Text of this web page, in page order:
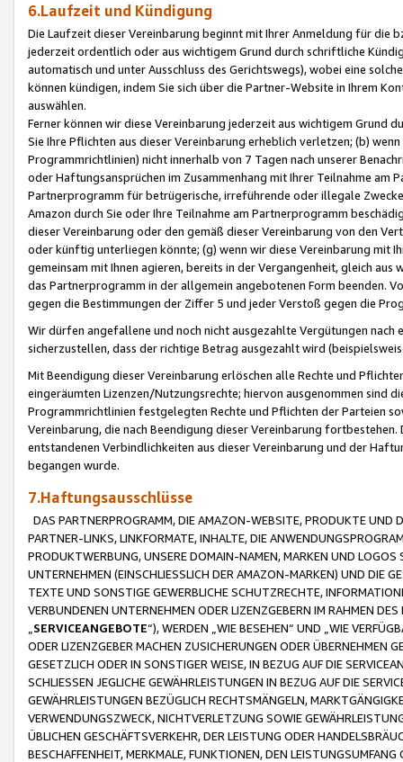
6.Laufzeit und Kündigung
Die Laufzeit dieser Vereinbarung beginnt mit Ihrer Anmeldung für die
jederzeit ordentlich oder aus wichtigem Grund durch schriftliche
automatisch und unter Ausschluss des Gerichtswegs), wobei eine
können kündigen, indem Sie sich über die Partner-Website in Ihrem
auswählen.
Ferner können wir diese Vereinbarung jederzeit aus wichtigem Grund
Sie Ihre Pflichten aus dieser Vereinbarung erheblich verletzen; (b)
Programmrichtlinien) nicht innerhalb von 7 Tagen nach unserer
oder Haftungsansprüchen im Zusammenhang mit Ihrer Teilnahme am
Partnerprogramm für betrügerische, irreführende oder illegale
Amazon durch Sie oder Ihre Teilnahme am Partnerprogramm
dieser Vereinbarung oder den gemäß dieser Vereinbarung von den
oder künftig unterliegen könnte; (g) wenn wir diese Vereinbarung mit
gemeinsam mit Ihnen agieren, bereits in der Vergangenheit, gleich
das Partnerprogramm in der allgemein angebotenen Form beenden.
gegen die Bestimmungen der Ziffer 5 und jeder Verstoß gegen die
Wir dürfen angefallene und noch nicht ausgezahlte Vergütungen
sicherzustellen, dass der richtige Betrag ausgezahlt wird
Mit Beendigung dieser Vereinbarung erlöschen alle Rechte und
eingeräumten Lizenzen/Nutzungsrechte; hiervon ausgenommen sind
Programmrichtlinien festgelegten Rechte und Pflichten der Parteien
Vereinbarung, die nach Beendigung dieser Vereinbarung
entstandenen Verbindlichkeiten aus dieser Vereinbarung und der
begangen wurde.
7.Haftungsausschlüsse
DAS PARTNERPROGRAMM, DIE AMAZON-WEBSITE, PRODUKTE UND
PARTNER-LINKS, LINKFORMATE, INHALTE, DIE
PRODUKTWERBUNG, UNSERE DOMAIN-NAMEN, MARKEN UND
UNTERNEHMEN (EINSCHLIESSLICH DER AMAZON-MARKEN) UND DIE
TEXTE UND SONSTIGE GEWERBLICHE SCHUTZRECHTE,
VERBUNDENEN UNTERNEHMEN ODER LIZENZGEBERN IM RAHMEN
SERVICEANGEBOTE“), WERDEN „WIE BESEHEN“ UND „WIE
ODER LIZENZGEBER MACHEN ZUSICHERUNGEN ODER ÜBERNEHMEN
GESETZLICH ODER IN SONSTIGER WEISE, IN BEZUG AUF DIE
SCHLIESSEN JEGLICHE GEWÄHRLEISTUNGEN IN BEZUG AUF DIE
GEWÄHRLEISTUNGEN BEZÜGLICH RECHTSMÄNGELN,
VERWENDUNGSZWECK, NICHTVERLETZUNG SOWIE
ÜBLICHEN GESCHÄFTSVERKEHR, DER LEISTUNG ODER
BESCHAFFENHEIT, MERKMALE, FUNKTIONEN, DEN